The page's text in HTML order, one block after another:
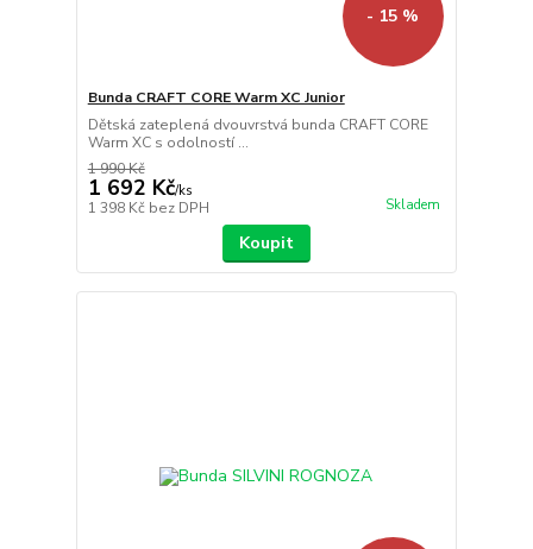
- 15 %
Bunda CRAFT CORE Warm XC Junior
Dětská zateplená dvouvrstvá bunda CRAFT CORE
Warm XC s odolností ...
1 990 Kč
1 692 Kč/ks
1 398 Kč bez DPH Skladem
Koupit